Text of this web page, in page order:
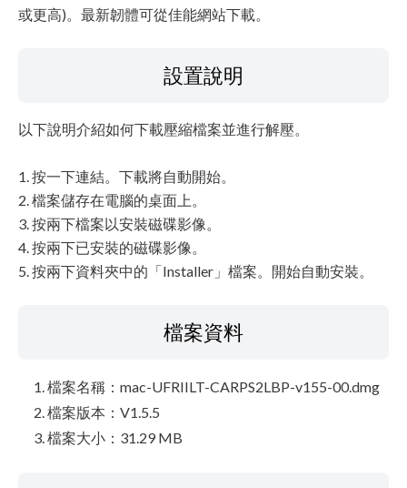
或更高)。最新韌體可從佳能網站下載。
設置說明
以下說明介紹如何下載壓縮檔案並進行解壓。
1. 按一下連結。下載將自動開始。
2. 檔案儲存在電腦的桌面上。
3. 按兩下檔案以安裝磁碟影像。
4. 按兩下已安裝的磁碟影像。
5. 按兩下資料夾中的「Installer」檔案。開始自動安裝。
檔案資料
檔案名稱：mac-UFRIILT-CARPS2LBP-v155-00.dmg
檔案版本：V1.5.5
檔案大小：31.29 MB